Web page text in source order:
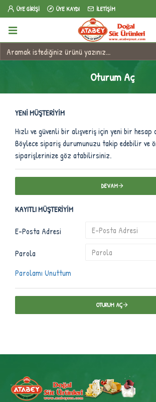
ÜYE GIRIŞI ÜYE KAYDI İLETIŞIM
Oturum Aç
YENI MÜŞTERIYIM
Hızlı ve güvenli bir alışveriş için yeni bir
Böylece sipariş durumunuzu takip edebilir ve
siparişlerinize göz atabilirsiniz.
DEVAM
KAYITLI MÜŞTERIYIM
E-Posta Adresi
Parola
Parolamı Unuttum
OTURUM AÇ